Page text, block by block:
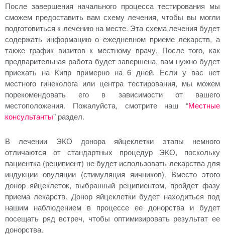
После завершения начального процесса тестирования мы
сможем предоставить вам схему лечения, чтобы вы могли
подготовиться к лечению на месте. Эта схема лечения будет
содержать информацию о ежедневном приеме лекарств, а
также график визитов к местному врачу. После того, как
предварительная работа будет завершена, вам нужно будет
приехать на Кипр примерно на 6 дней. Если у вас нет
местного гинеколога или центра тестирования, мы можем
порекомендовать его в зависимости от вашего
местоположения. Пожалуйста, смотрите наш “Местные
консультанты" раздел.
В лечении ЭКО донора яйцеклетки этапы немного
отличаются от стандартных процедур ЭКО, поскольку
пациентка (реципиент) не будет использовать лекарства для
индукции овуляции (стимуляция яичников). Вместо этого
донор яйцеклеток, выбранный реципиентом, пройдет фазу
приема лекарств. Донор яйцеклетки будет находиться под
нашим наблюдением в процессе ее донорства и будет
посещать ряд встреч, чтобы оптимизировать результат ее
донорства.